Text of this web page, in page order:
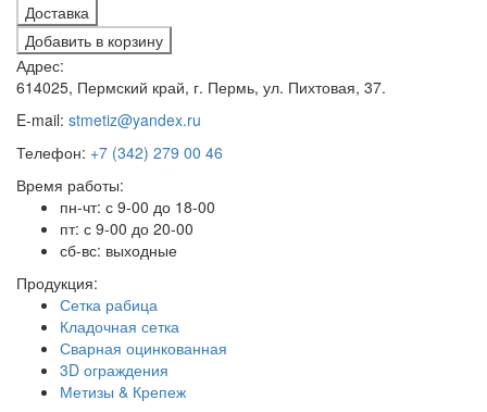
Доставка
Добавить в корзину
Адрес:
614025, Пермский край, г. Пермь, ул. Пихтовая, 37.
E-mail: stmetiz@yandex.ru
Телефон: +7 (342) 279 00 46
Время работы:
пн-чт: с 9-00 до 18-00
пт: с 9-00 до 20-00
сб-вс: выходные
Продукция:
Сетка рабица
Кладочная сетка
Сварная оцинкованная
3D ограждения
Метизы & Крепеж